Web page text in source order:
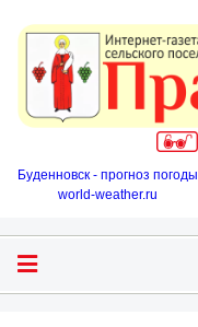
Буденновск - прогноз погоды
world-weather.ru